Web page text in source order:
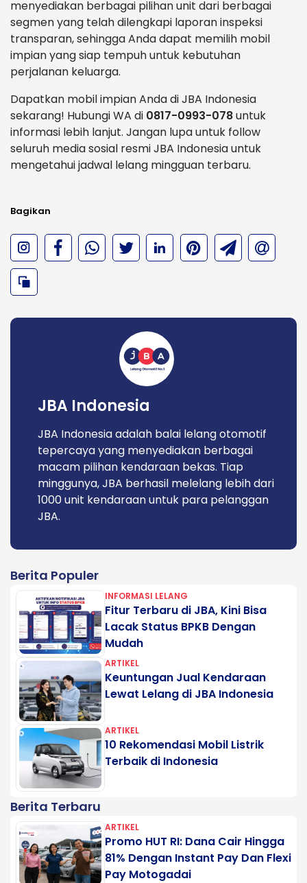
menyediakan berbagai pilihan unit dari berbagai
segmen yang telah dilengkapi laporan inspeksi
transparan, sehingga Anda dapat memilih mobil
impian yang siap tempuh untuk kebutuhan
perjalanan keluarga.
Dapatkan mobil impian Anda di JBA Indonesia
sekarang! Hubungi WA di 0817-0993-078untuk
informasi lebih lanjut. Jangan lupa untuk follow
seluruh media sosial resmi JBA Indonesia untuk
mengetahui jadwal lelang mingguan terbaru.
Bagikan
JBA Indonesia
JBA Indonesia adalah balai lelang otomotif
tepercaya yang menyediakan berbagai
macam pilihan kendaraan bekas. Tiap
minggunya, JBA berhasil melelang lebih dari
1000 unit kendaraan untuk para pelanggan
JBA.
Berita Populer
INFORMASI LELANG
Fitur Terbaru di JBA, Kini Bisa
Lacak Status BPKB Dengan
Mudah
ARTIKEL
Keuntungan Jual Kendaraan
Lewat Lelang di JBA Indonesia
ARTIKEL
10 Rekomendasi Mobil Listrik
Terbaik di Indonesia
Berita Terbaru
ARTIKEL
Promo HUT RI: Dana Cair Hingga
81% Dengan Instant Pay Dan Flexi
Pay Motogadai